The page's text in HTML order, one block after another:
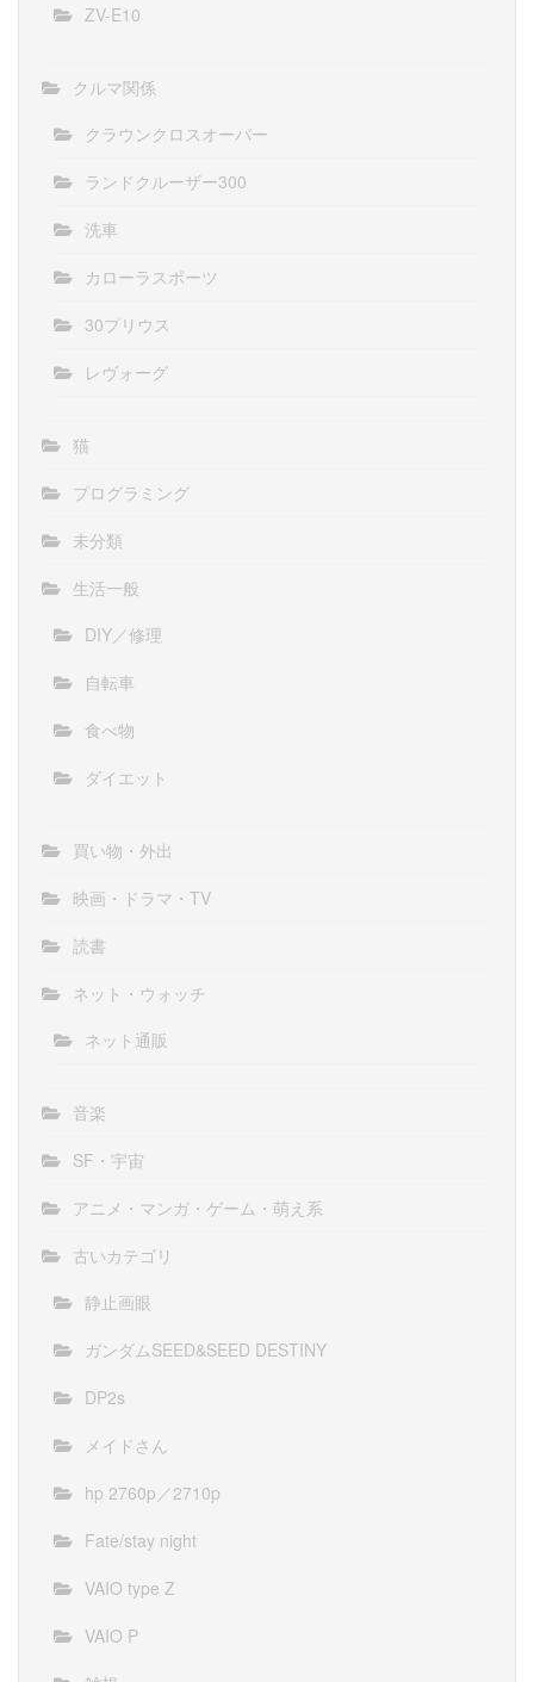
ZV-E10
クルマ関係
クラウンクロスオーバー
ランドクルーザー300
洗車
カローラスポーツ
30プリウス
レヴォーグ
猫
プログラミング
未分類
生活一般
DIY／修理
自転車
食べ物
ダイエット
買い物・外出
映画・ドラマ・TV
読書
ネット・ウォッチ
ネット通販
音楽
SF・宇宙
アニメ・マンガ・ゲーム・萌え系
古いカテゴリ
静止画眼
ガンダムSEED&SEED DESTINY
DP2s
メイドさん
hp 2760p／2710p
Fate/stay night
VAIO type Z
VAIO P